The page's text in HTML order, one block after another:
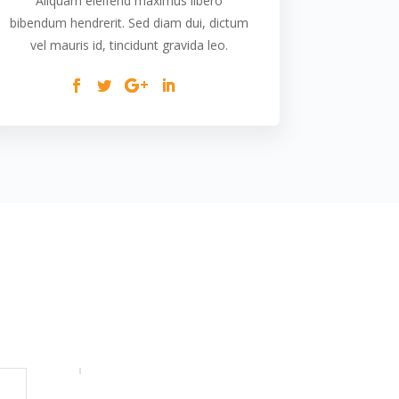
bibendum hendrerit. Sed diam dui, dictum
vel mauris id, tincidunt gravida leo.